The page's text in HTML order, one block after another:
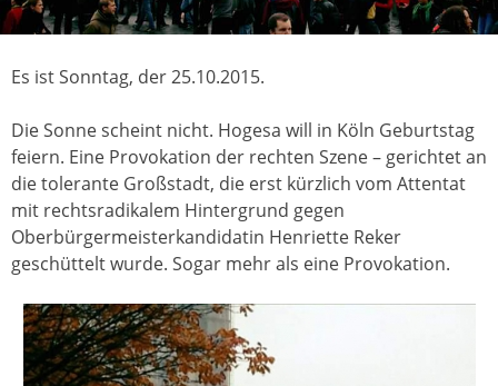
Es ist Sonntag, der 25.10.2015.
Die Sonne scheint nicht. Hogesa will in Köln Geburtstag
feiern. Eine Provokation der rechten Szene – gerichtet an
die tolerante Großstadt, die erst kürzlich vom Attentat
mit rechtsradikalem Hintergrund gegen
Oberbürgermeisterkandidatin Henriette Reker
geschüttelt wurde. Sogar mehr als eine Provokation.